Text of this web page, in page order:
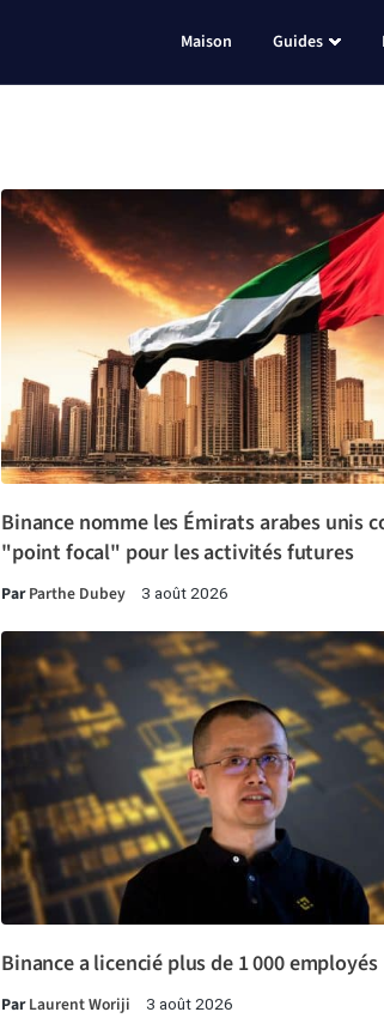
Maison Guides
Binance nomme les Émirats arabes unis
"point focal" pour les activités futures
ParParthe Dubey 3 août 2026
Binance a licencié plus de 1 000 employés
ParLaurent Woriji 3 août 2026